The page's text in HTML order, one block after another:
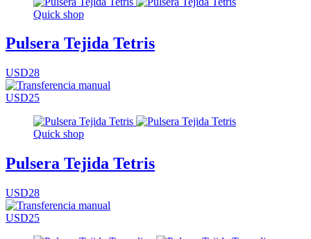
Quick shop
Pulsera Tejida Tetris
USD28
USD25
Quick shop
Pulsera Tejida Tetris
USD28
USD25